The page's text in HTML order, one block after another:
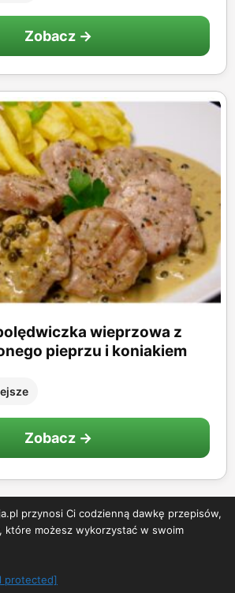
Zobacz →
wieprzowa z
pieprzu i koniakiem
Zobacz →
przynosi Ci codzienną dawkę przepisów,
które możesz wykorzystać w swoim
protected]